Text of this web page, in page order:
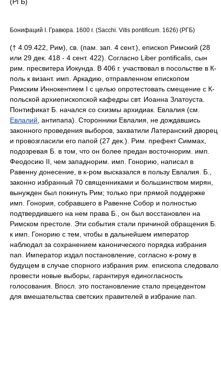
Бонифаций I. Гравюра. 1600 г. (Sacchi. Vitis pontificum. 1626) (РГБ)
(† 4.09.422, Рим), св. (пам. зап. 4 сент.), епископ Римский (28
или 29 дек. 418 - 4 сент. 422). Согласно Liber pontificalis, сын
рим. пресвитера Иокунда. В 406 г. участвовал в посольстве в К-
поль к визант. имп. Аркадию, отправленном епископом
Римским Иннокентием I с целью опротестовать смещение с К-
польской архиепископской кафедры свт. Иоанна Златоуста.
Понтификат Б. начался со схизмы архидиак. Евлалия (см.
Евлалий , антипапа). Сторонники Евлалия, не дождавшись
законного проведения выборов, захватили Латеранский дворец
и провозгласили его папой (27 дек.). Рим. префект Симмах,
подозревая Б. в том, что он более предан восточнорим. имп.
Феодосию II, чем западнорим. имп. Гонорию, написал в
Равенну донесение, в к-ром высказался в пользу Евлалия. Б.,
законно избранный 70 священниками и большинством мирян,
вынужден был покинуть Рим; только при прямой поддержке
имп. Гонория, собравшего в Равенне Собор и полностью
подтвердившего на нем права Б., он был восстановлен на
Римском престоле. Эти события стали причиной обращения Б.
к имп. Гонорию с тем, чтобы в дальнейшем император
наблюдал за сохранением канонического порядка избрания
пап. Император издал постановление, согласно к-рому в
будущем в случае спорного избрания рим. епископа следовало
провести новые выборы, гарантируя единогласность
голосования. Впосл. это постановление стало прецедентом
для вмешательства светских правителей в избрание пап.